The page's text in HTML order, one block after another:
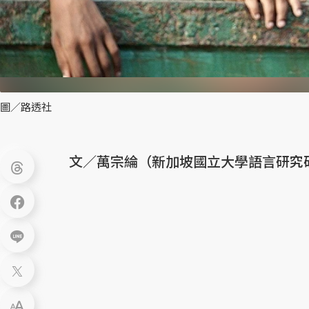
圖／路透社
文／萬宗綸（新加坡國立大學語言研究